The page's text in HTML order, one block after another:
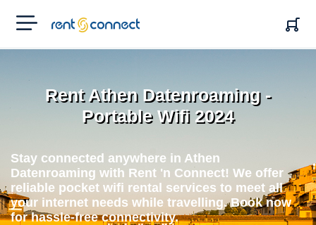
RENT'N
CONNECT
Rent Athen Datenroaming -
Portable Wifi 2024
Stay connected anywhere in Athen
Datenroaming with Rent 'n Connect! We offer
reliable pocket wifi rental services to meet all
your internet needs while travelling. Book now
for hassle-free connectivity.